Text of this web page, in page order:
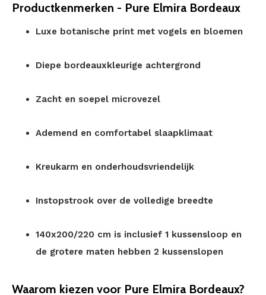
Productkenmerken - Pure Elmira Bordeaux
Luxe botanische print met vogels en bloemen
Diepe bordeauxkleurige achtergrond
Zacht en soepel microvezel
Ademend en comfortabel slaapklimaat
Kreukarm en onderhoudsvriendelijk
Instopstrook over de volledige breedte
140x200/220 cm is inclusief 1 kussensloop en
de grotere maten hebben 2 kussenslopen
Waarom kiezen voor Pure Elmira Bordeaux?